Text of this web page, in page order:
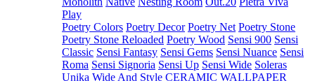
Play
Poetry Colors Poetry Decor Poetry Net Poetry Stone
Poetry Stone Reloaded Poetry Wood Sensi 900 Sensi
Classic Sensi Fantasy Sensi Gems Sensi Nuance Sensi
Roma Sensi Signoria Sensi Up Sensi Wide Soleras
Unika Wide And Style CERAMIC WALLPAPER